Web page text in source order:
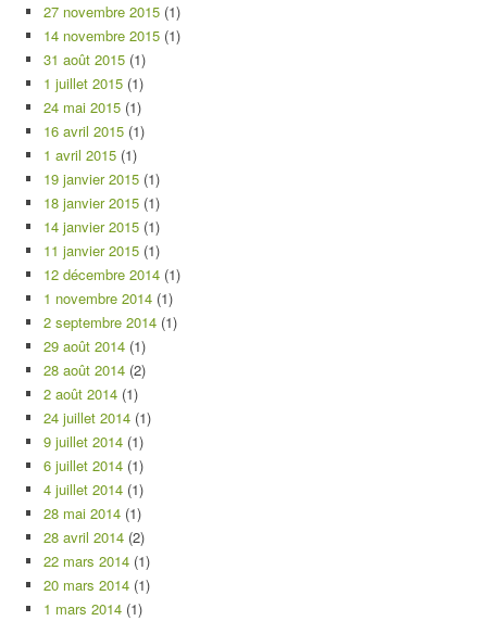
27 novembre 2015 (1)
14 novembre 2015 (1)
31 août 2015 (1)
1 juillet 2015 (1)
24 mai 2015 (1)
16 avril 2015 (1)
1 avril 2015 (1)
19 janvier 2015 (1)
18 janvier 2015 (1)
14 janvier 2015 (1)
11 janvier 2015 (1)
12 décembre 2014 (1)
1 novembre 2014 (1)
2 septembre 2014 (1)
29 août 2014 (1)
28 août 2014 (2)
2 août 2014 (1)
24 juillet 2014 (1)
9 juillet 2014 (1)
6 juillet 2014 (1)
4 juillet 2014 (1)
28 mai 2014 (1)
28 avril 2014 (2)
22 mars 2014 (1)
20 mars 2014 (1)
1 mars 2014 (1)